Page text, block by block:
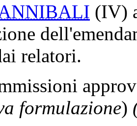
(IV)
relatori.
formulazione)